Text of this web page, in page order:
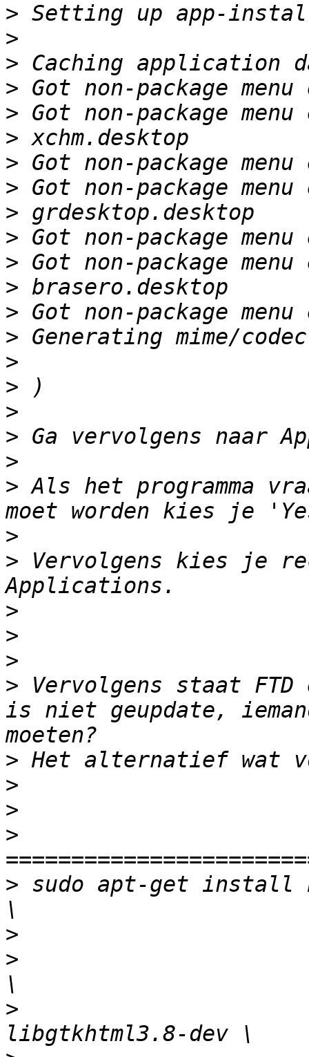
>
>
>
>
>
>
>
>
>
>
>
>
>
>
>
>
>
>
>
> Als het programma
>
> Vervolgens kies je
>
>
>
> Vervolgens staat
is niet geupdate,
>
>
>
>
> sudo apt-get install
>
>
>